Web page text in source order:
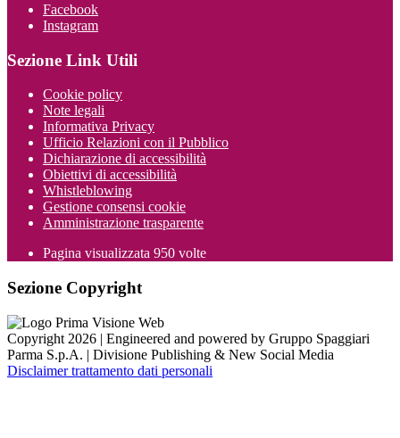
Facebook
Instagram
Sezione Link Utili
Cookie policy
Note legali
Informativa Privacy
Ufficio Relazioni con il Pubblico
Dichiarazione di accessibilità
Obiettivi di accessibilità
Whistleblowing
Gestione consensi cookie
Amministrazione trasparente
Pagina visualizzata 950 volte
Sezione Copyright
Copyright 2026 | Engineered and powered by Gruppo Spaggiari
Parma S.p.A. | Divisione Publishing & New Social Media
Disclaimer trattamento dati personali